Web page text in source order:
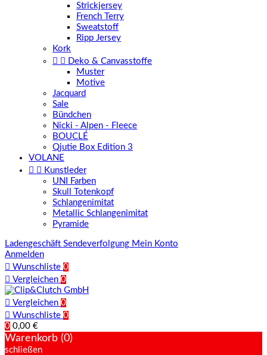
Strickjersey
French Terry
Sweatstoff
Ripp Jersey
Kork
  Deko & Canvasstoffe
Muster
Motive
Jacquard
Sale
Bündchen
Nicki - Alpen - Fleece
BOUCLÉ
Qjutie Box Edition 3
VOLANE
  Kunstleder
UNI Farben
Skull Totenkopf
Schlangenimitat
Metallic Schlangenimitat
Pyramide
Ladengeschäft Sendeverfolgung Mein Konto
Anmelden
 Wunschliste 0
 Vergleichen 0
 Vergleichen 0
 Wunschliste 0
0 0,00 €
Warenkorb (0)
schließen